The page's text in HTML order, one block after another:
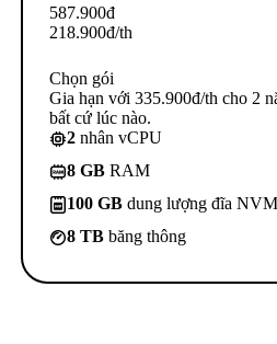
587.900đ
218.900đ/th
Chọn gói
Gia hạn với 335.900đ/th cho 2
bất cứ lúc nào.
2 nhân vCPU
8 GB RAM
100 GB dung lượng đĩa
8 TB băng thông